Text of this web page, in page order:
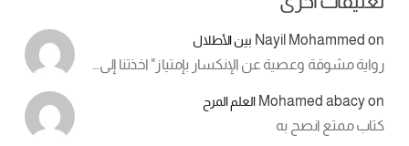
Nayil Mohammed on بين الأطلال
رواية مشوقة وعصية عن الإنكسار بإمتياز" اخذتنا إلى…
Mohamed abacyon العلم المرح
كتاب ممتع انصح به